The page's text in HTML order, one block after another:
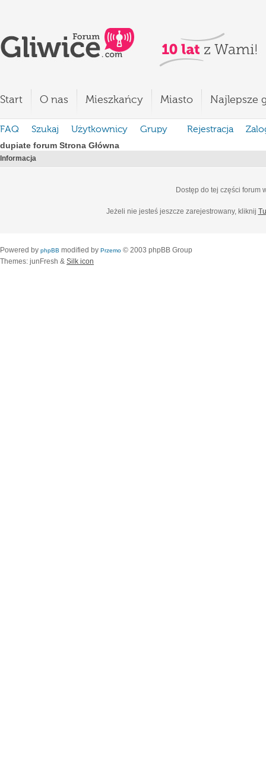
Start O nas Mieszkańcy Miasto Najlepsze
FAQ Szukaj Użytkownicy Grupy Rejestracja
dupiate forum Strona Główna
Informacja
Dostęp do tej części forum
Jeżeli nie jesteś jeszcze zarejestrowany, kliknij
Powered by phpBB modified by Przemo © 2003 phpBB Group
Themes: junFresh & Silk icon